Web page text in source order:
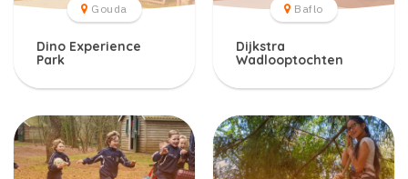
Gouda
Dino Experience
Park
Baflo
Dijkstra
Wadlooptochten